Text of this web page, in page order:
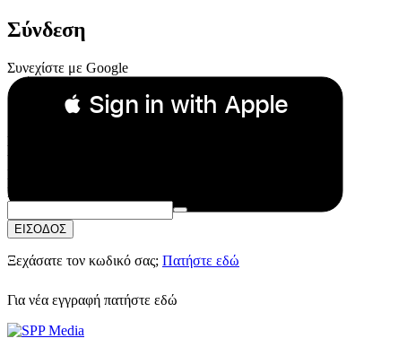
Σύνδεση
Συνεχίστε με Google
 Sign in with Apple
Συνεχίστε με Apple
ή
Email:
Κωδικός Πρόσβασης:
ΕΙΣΟΔΟΣ
Ξεχάσατε τον κωδικό σας; Πατήστε εδώ
Για νέα εγγραφή πατήστε εδώ